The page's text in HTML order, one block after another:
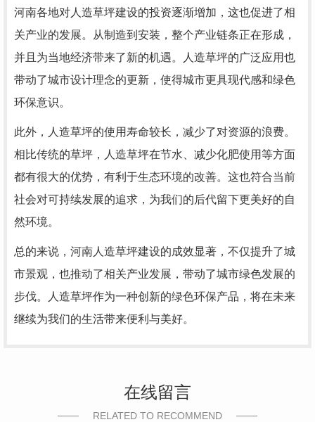
河南各地对人造草坪建设的投资逐渐增加，这也促进了相
关产业的发展。从制造到安装，整个产业链条正在形成，
并且为当地经济带来了新的机遇。人造草坪的广泛应用也
带动了城市设计理念的更新，使得城市更具现代感和绿色
环保意识。
此外，人造草坪的使用寿命较长，减少了对资源的浪费。
相比传统的草坪，人造草坪在节水、减少化肥使用等方面
都有很大的优势，有利于生态环境的改善。这也符合当前
社会对可持续发展的追求，为我们的后代留下更美好的自
然环境。
总的来说，河南人造草坪建设的成效显著，不仅提升了城
市景观，也推动了相关产业发展，带动了城市绿色发展的
步伐。人造草坪作为一种创新的绿色环保产品，将在未来
继续为我们的生活带来便利与美好。
在线留言
RELATED TO RECOMMEND